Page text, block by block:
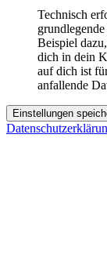
Technisch
Beispiel
dich in dein
auf dich ist
anfallende
Einstellungen